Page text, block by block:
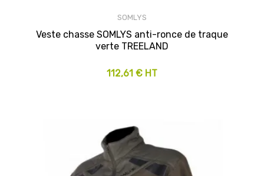
SOMLYS
Veste chasse SOMLYS anti-ronce de traque
verte TREELAND
112,61 € HT